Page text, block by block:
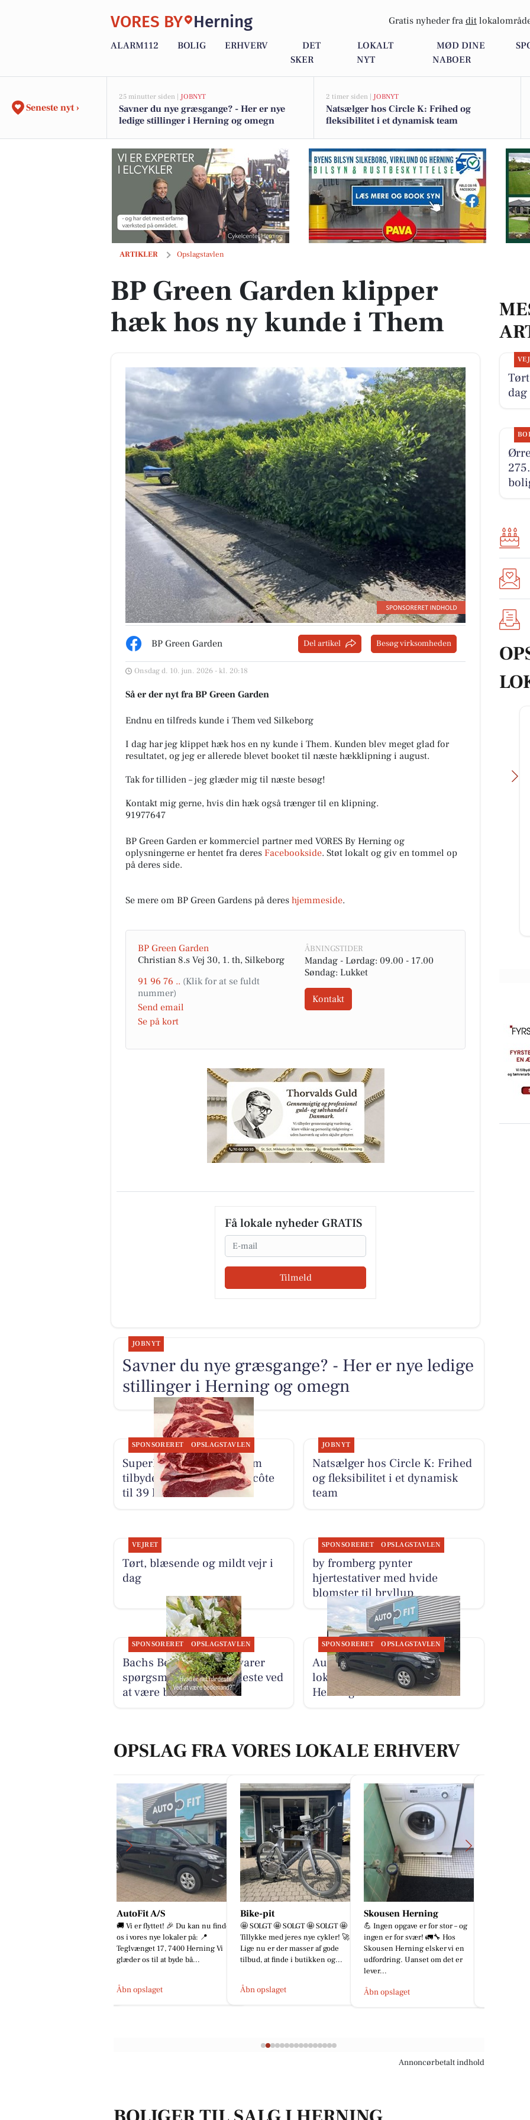
VORES BY Herning Gratis nyheder fra dit
ALARM112 BOLIG ERHVERV
DET
SKER
LOKALT
NYT
MØD DINE
NABOER
Seneste nyt ›
25 minutter siden | JOBNYT
Savner du nye græsgange? - Her er nye
ledige stillinger i Herning og omegn
2 timer siden | JOBNYT
Natsælger hos Circle K: Frihed og
fleksibilitet i et dynamisk team
ARTIKLER Opslagstavlen
BP Green Garden klipper hæk hos ny kunde i Them
BP Green Garden klipper
hæk hos ny kunde i Them
BP Green Garden Del artikel Besøg virksomheden
Onsdag d. 10. jun. 2026 - kl. 20:18
Så er der nyt fra BP Green Garden
Endnu en tilfreds kunde i Them ved Silkeborg
I dag har jeg klippet hæk hos en ny kunde i Them. Kunden blev meget glad for
resultatet, og jeg er allerede blevet booket til næste hækklipning i august.
Tak for tilliden – jeg glæder mig til næste besøg!
Kontakt mig gerne, hvis din hæk også trænger til en klipning.
91977647
BP Green Garden er kommerciel partner med VORES By Herning og
oplysningerne er hentet fra deres Facebookside. Støt lokalt og giv en tommel op
på deres side.
Se mere om BP Green Gardens på deres hjemmeside.
BP Green Garden
Christian 8.s Vej 30, 1. th, Silkeborg
91 96 76 ..
Send email
Se på kort
ÅBNINGSTIDER
Mandag - Lørdag: 09.00 - 17.00
Søndag: Lukket
Kontakt
Få lokale nyheder GRATIS
Email
Tilmeld
dag
Herning Løve Apotek
Dræber effektivt lus og og æg på
kun 15 minutter!
AutoFit A/S
🚚 Vi er flyttet! 🎉 Du kan nu finde
JOBNYT
Savner du nye græsgange? - Her er nye ledige
stillinger i Herning og omegn
SPONSORERET OPSLAGSTAVLEN
SuperBrugsen Hammerum
tilbyder brasiliansk entrecôte
til 39 kr.
JOBNYT
Natsælger hos Circle K: Frihed
og fleksibilitet i et dynamisk
team
VEJRET
Tørt, blæsende og mildt vejr i
dag
SPONSORERET OPSLAGSTAVLEN
by fromberg pynter
hjertestativer med hvide
blomster til bryllup
SPONSORERET OPSLAGSTAVLEN
Bachs Begravelser besvarer
spørgsmål om det hårdeste ved
at være bedemand
SPONSORERET OPSLAGSTAVLEN
AutoFit A/S er flyttet til nye
lokaler på Teglvænget 17 i
Herning
OPSLAG FRA VORES LOKALE ERHVERV
Bike-pit
🤩 SOLGT 🤩 SOLGT 🤩 SOLGT 🤩
Tillykke med jeres nye cykler! 🚀
Lige nu er der masser af gode
tilbud, at finde i butikken og...
Åbn opslaget
Skousen Herning
💪 Ingen opgave er for stor – og
ingen er for svær! 🚛🔧 Hos
Skousen Herning elsker vi en
udfordring. Uanset om det er
Åbn opslaget
Din Hundespecialist
HUNDENES BUTIK &
FODERSPECIALIST Uddannet
hundefrisør og sikker behandling.
Hundenes bedste sundhedsklinik.
Det sikre valg, ...
Åbn opslaget
Annoncørbetalt indhold